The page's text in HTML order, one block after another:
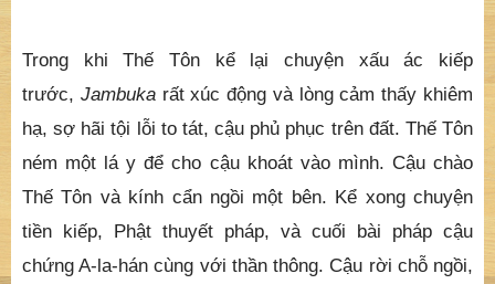
Trong khi Thế Tôn kể lại chuyện xấu ác kiếp
trước, Jambukarất xúc động và lòng cảm thấy khiêm
hạ, sợ hãi tội lỗi to tát, cậu phủ phục trên đất. Thế Tôn
ném một lá y để cho cậu khoát vào mình. Cậu chào
Thế Tôn và kính cẩn ngồi một bên. Kể xong chuyện
tiền kiếp, Phật thuyết pháp, và cuối bài pháp cậu
chứng A-la-hán cùng với thần thông. Cậu rời chỗ ngồi,